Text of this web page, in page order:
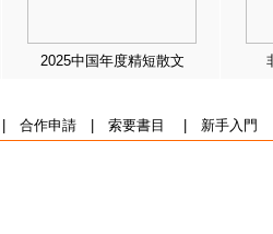
2025中国年度精短散文
合作申請| 索要書目 新手入門